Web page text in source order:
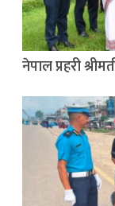
नेपाल प्रहरी